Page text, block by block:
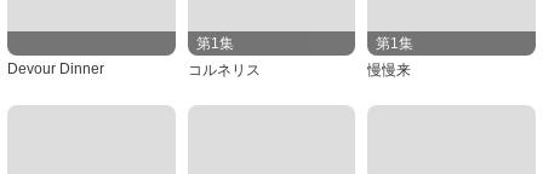
Devour Dinner
第1集
コルネリス
第1集
慢慢来